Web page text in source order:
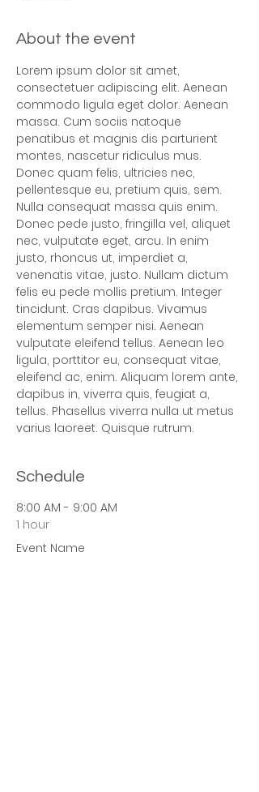
About the event
Lorem ipsum dolor sit amet,
consectetuer adipiscing elit. Aenean
commodo ligula eget dolor. Aenean
massa. Cum sociis natoque
penatibus et magnis dis parturient
montes, nascetur ridiculus mus.
Donec quam felis, ultricies nec,
pellentesque eu, pretium quis, sem.
Nulla consequat massa quis enim.
Donec pede justo, fringilla vel, aliquet
nec, vulputate eget, arcu. In enim
justo, rhoncus ut, imperdiet a,
venenatis vitae, justo. Nullam dictum
felis eu pede mollis pretium. Integer
tincidunt. Cras dapibus. Vivamus
elementum semper nisi. Aenean
vulputate eleifend tellus. Aenean leo
ligula, porttitor eu, consequat vitae,
eleifend ac, enim. Aliquam lorem ante,
dapibus in, viverra quis, feugiat a,
tellus. Phasellus viverra nulla ut metus
varius laoreet. Quisque rutrum.
Schedule
8:00 AM - 9:00 AM
1 hour
Event Name